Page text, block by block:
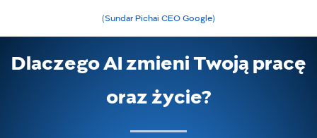
(Sundar Pichai CEO Google)
Dlaczego AI zmieni Twoją pracę
oraz życie?